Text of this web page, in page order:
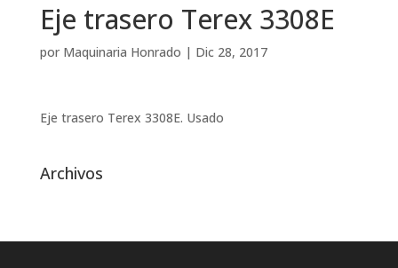
Eje trasero Terex 3308E
por Maquinaria Honrado | Dic 28, 2017
Eje trasero Terex 3308E. Usado
Archivos